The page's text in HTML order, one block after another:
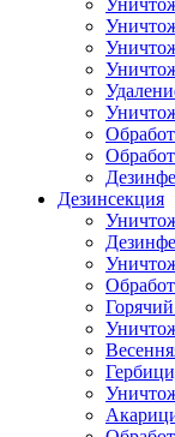
Дезинсекция